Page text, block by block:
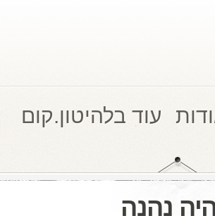
עוד בלהיטון.קום
נהנה